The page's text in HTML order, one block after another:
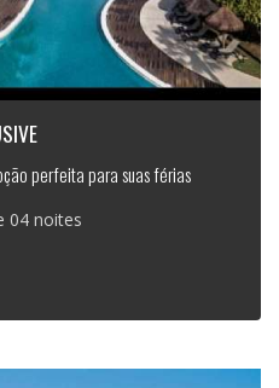
perfeita para suas férias
04 noites